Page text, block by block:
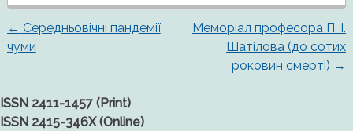
Post
← Середньовічні пандемії
чуми
Меморіал професора П. І.
Шатілова (до сотих
роковин смерті) →
ISSN 2411-1457 (Print)
ISSN 2415-346X (Online)